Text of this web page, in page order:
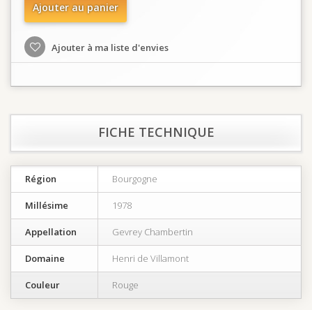
Ajouter au panier
Ajouter à ma liste d'envies
FICHE TECHNIQUE
Région Bourgogne
Millésime 1978
Appellation Gevrey Chambertin
Domaine Henri de Villamont
Couleur Rouge